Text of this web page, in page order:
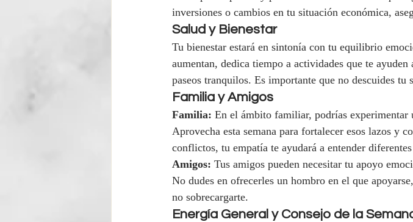
inversiones o cambios en tu situación económica,
Salud y Bienestar
Tu bienestar estará en sintonía con tu equilibrio
aumentan, dedica tiempo a actividades que te
paseos tranquilos. Es importante que no descuides
Familia y Amigos
Familia: En el ámbito familiar, podrías experimentar
Aprovecha esta semana para fortalecer esos lazos y
conflictos, tu empatía te ayudará a entender
Amigos: Tus amigos pueden necesitar tu apoyo
No dudes en ofrecerles un hombro en el que
no sobrecargarte.
Energía General y Consejo de la